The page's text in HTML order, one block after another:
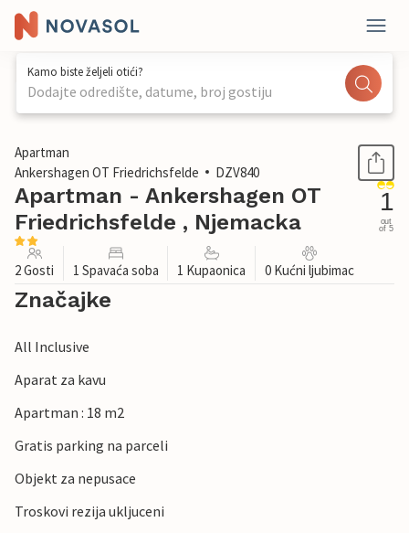
Kamo biste željeli otići?
Dodajte odredište, datume, broj gostiju
1 / 19
Apartman
Ankershagen OT Friedrichsfelde
DZV840
Apartman - Ankershagen OT
Friedrichsfelde , Njemacka
1
out
of 5
2 Gosti 1 Spavaća soba 1 Kupaonica 0 Kućni ljubimac
Značajke
All Inclusive
Aparat za kavu
Apartman : 18 m2
Gratis parking na parceli
Objekt za nepusace
Troskovi rezija ukljuceni